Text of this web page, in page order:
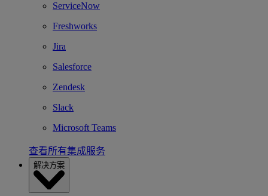
ServiceNow
Freshworks
Jira
Salesforce
Zendesk
Slack
Microsoft Teams
查看所有集成服务
解决方案